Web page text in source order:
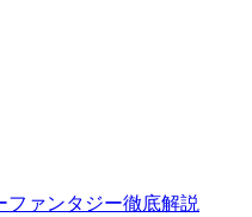
ァンタジー徹底解説